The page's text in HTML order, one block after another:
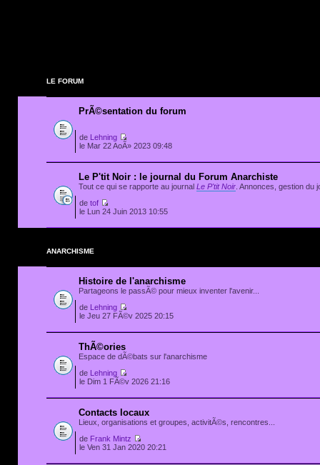
LE FORUM
PrÃ©sentation du forum
de
Lehning
le Mar 22 AoÃ» 2023 09:48
Le P'tit Noir : le journal du Forum Anarchiste
Tout ce qui se rapporte au journal Le P'tit Noir . Annonces, gestion du
de tof
le Lun 24 Juin 2013 10:55
ANARCHISME
Histoire de l'anarchisme
Partageons le passÃ© pour mieux inventer l'avenir...
de
Lehning
le Jeu 27 FÃ©v 2025 20:15
ThÃ©ories
Espace de dÃ©bats sur l'anarchisme
de
Lehning
le Dim 1 FÃ©v 2026 21:16
Contacts locaux
Lieux, organisations et groupes, activitÃ©s, rencontres...
de Frank Mintz
le Ven 31 Jan 2020 20:21